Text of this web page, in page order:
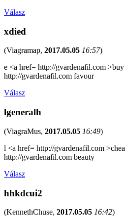
Válasz
xdied
(Viagramap, 2017.05.05 16:57)
e <a href= http://gvardenafil.com
http://gvardenafil.com favour
Válasz
lgeneralh
(ViagraMus, 2017.05.05 16:49)
l <a href= http://gvardenafil.com
http://gvardenafil.com beauty
Válasz
hhkdcui2
(KennethChuse, 2017.05.05 16:42)